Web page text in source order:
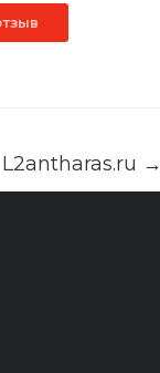
L2antharas.ru